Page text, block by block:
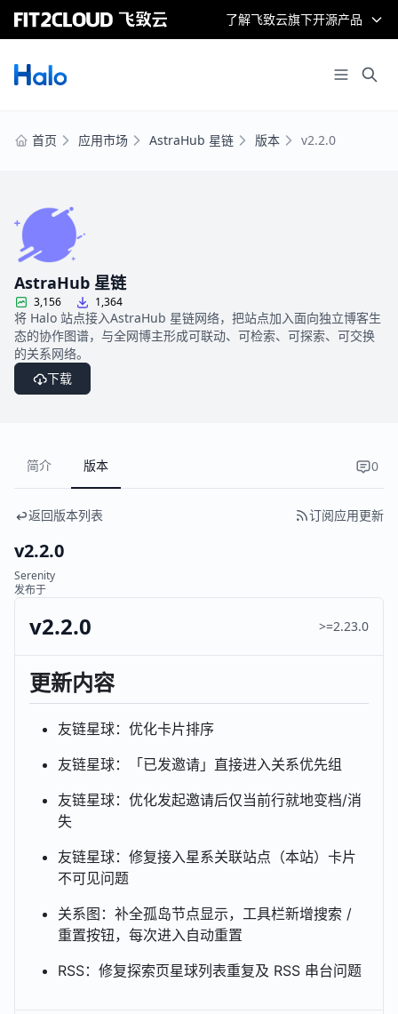
了解飞致云旗下开源产品
首页 应用市场 AstraHub 星链 版本 v2.2.0
AstraHub 星链
3,156 1,364
将 Halo 站点接入AstraHub 星链网络，把站点加入面向独立博客生
态的协作图谱，与全网博主形成可联动、可检索、可探索、可交换
的关系网络。
下载
简介 版本 0
返回版本列表 订阅应用更新
v2.2.0
Serenity
发布于
v2.2.0 >=2.23.0
更新内容
友链星球：优化卡片排序
友链星球：「已发邀请」直接进入关系优先组
友链星球：优化发起邀请后仅当前行就地变档/消
失
友链星球：修复接入星系关联站点（本站）卡片
不可见问题
关系图：补全孤岛节点显示，工具栏新增搜索 /
重置按钮，每次进入自动重置
RSS：修复探索页星球列表重复及 RSS 串台问题